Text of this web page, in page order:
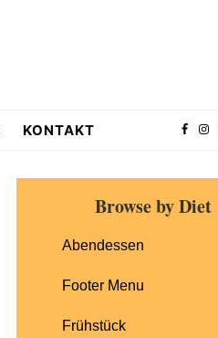
KONTAKT
Primary
SidebarBrowse by Diet
Abendessen
Footer Menu
Frühstück